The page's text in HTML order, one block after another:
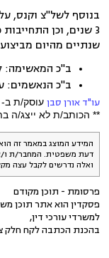
שנתיים מהיום
ב"כ המאשימה:
ב"כ הנאשמים:
עו"ד אורן סבן עוסק/ת ב-
** הכותב/ת לא ייצג/ה
המידע המוצג במאמר זה
דעת משפטית. המחבר/ת ו/
ואלה נדרשים לקבל עצה
פרסומת - תוכן מקודם
פסקדין הוא אתר תוכן
למשרדי עורכי דין,
בהכנת הכתבה לקח חלק